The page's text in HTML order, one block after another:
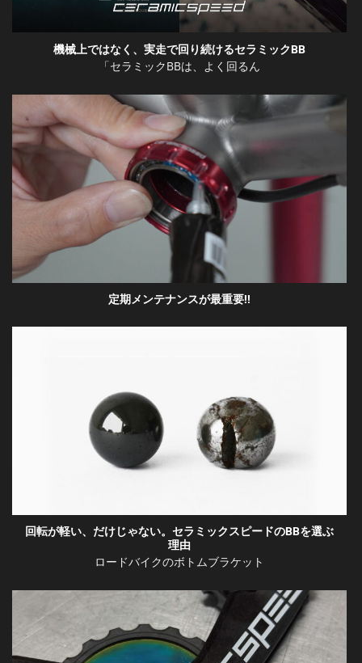
機械上ではなく、実走で回り続けるセラミックBB
「セラミックBBは、よく回るん
定期メンテナンスが最重要!!
回転が軽い、だけじゃない。セラミックスピードのBBを選ぶ
理由
ロードバイクのボトムブラケット